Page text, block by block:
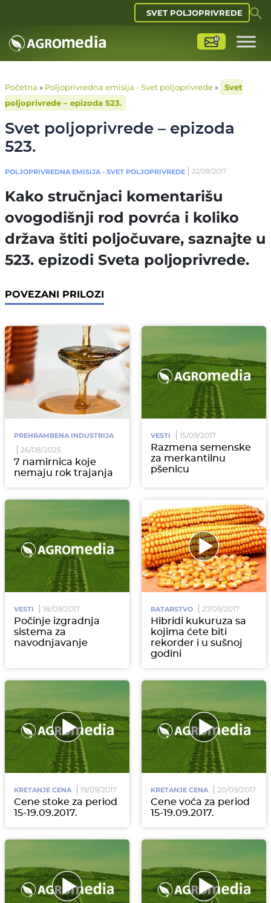
SVET POLJOPRIVREDE
Početna » Poljoprivredna emisija - Svet poljoprivrede»
Svet
poljoprivrede – epizoda 523.
Svet poljoprivrede – epizoda
523.
POLJOPRIVREDNA EMISIJA - SVET POLJOPRIVREDE 22/09/2017
Kako stručnjaci komentarišu
ovogodišnji rod povrća i koliko
država štiti poljočuvare, saznajte u
523. epizodi Sveta poljoprivrede.
POVEZANI PRILOZI
PREHRAMBENA INDUSTRIJA
26/08/2025
7 namirnica koje
nemaju rok trajanja
VESTI 15/09/2017
Razmena semenske
za merkantilnu
pšenicu
VESTI 18/09/2017
Počinje izgradnja
sistema za
navodnjavanje
RATARSTVO 27/09/2017
Hibridi kukuruza sa
kojima ćete biti
rekorder i u sušnoj
godini
KRETANJE CENA 19/09/2017
Cene stoke za period
15-19.09.2017.
KRETANJE CENA 20/09/2017
Cene voća za period
15-19.09.2017.